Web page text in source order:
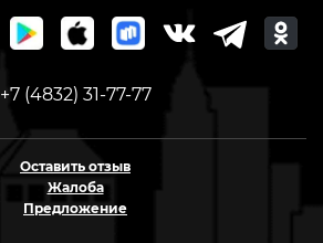
+7 (4832) 31-77-77
Оставить отзыв
Жалоба
Предложение